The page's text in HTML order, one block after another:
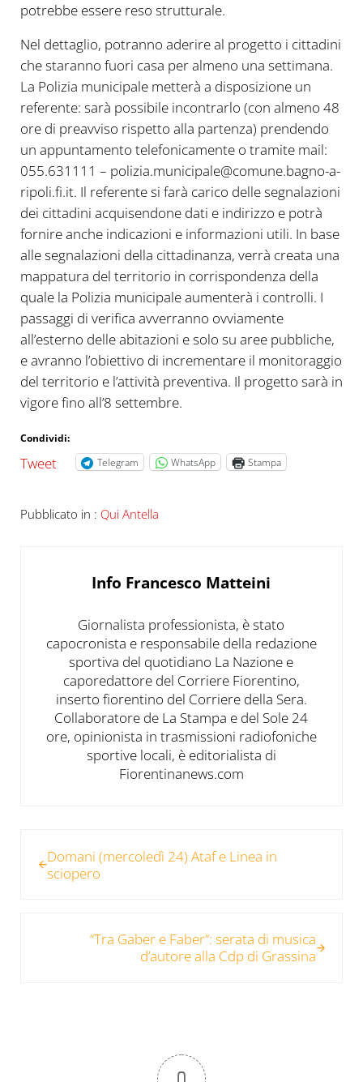
potrebbe essere reso strutturale.
Nel dettaglio, potranno aderire al progetto i cittadini
che staranno fuori casa per almeno una settimana.
La Polizia municipale metterà a disposizione un
referente: sarà possibile incontrarlo (con almeno 48
ore di preavviso rispetto alla partenza) prendendo
un appuntamento telefonicamente o tramite mail:
055.631111 – polizia.municipale@comune.bagno-a-
ripoli.fi.it. Il referente si farà carico delle segnalazioni
dei cittadini acquisendone dati e indirizzo e potrà
fornire anche indicazioni e informazioni utili. In base
alle segnalazioni della cittadinanza, verrà creata una
mappatura del territorio in corrispondenza della
quale la Polizia municipale aumenterà i controlli. I
passaggi di verifica avverranno ovviamente
all’esterno delle abitazioni e solo su aree pubbliche,
e avranno l’obiettivo di incrementare il monitoraggio
del territorio e l’attività preventiva. Il progetto sarà in
vigore fino all’8 settembre.
Condividi:
Tweet Telegram WhatsApp Stampa
Pubblicato in : Qui Antella
Info Francesco Matteini
Giornalista professionista, è stato
capocronista e responsabile della redazione
sportiva del quotidiano La Nazione e
caporedattore del Corriere Fiorentino,
inserto fiorentino del Corriere della Sera.
Collaboratore de La Stampa e del Sole 24
ore, opinionista in trasmissioni radiofoniche
sportive locali, è editorialista di
Fiorentinanews.com
Domani (mercoledì 24) Ataf e Linea in
sciopero
“Tra Gaber e Faber”: serata di musica
d’autore alla Cdp di Grassina